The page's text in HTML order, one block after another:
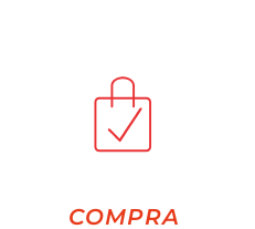
COMPRA